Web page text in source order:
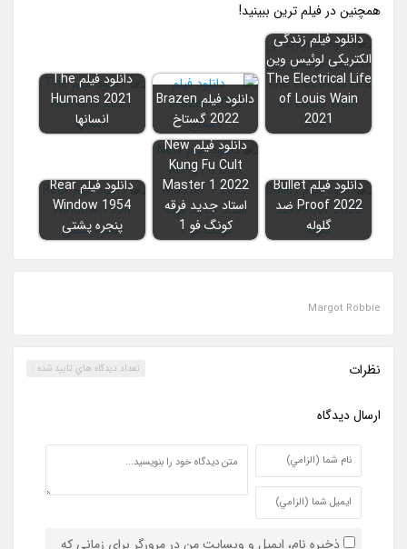
همچنين در فيلم ترين ببينيد!
دانلود فیلم زندگی
الکتریکی لوئیس وین
The Electrical Life
of Louis Wain
2021
دانلود فیلم Brazen
2022 گستاخ
دانلود فیلم The
Humans 2021
انسانها
دانلود فیلم Bullet
Proof 2022 ضد
گلوله
دانلود فیلم New
Kung Fu Cult
Master 1 2022
استاد جدید فرقه
کونگ فو 1
دانلود فیلم Rear
Window 1954
پنجره پشتی
Margot Robbie
نظرات تعداد ديدگاه هاي تاييد شده :
ارسال ديدگاه
ذخیره نام، ایمیل و وبسایت من در مرورگر برای زمانی که